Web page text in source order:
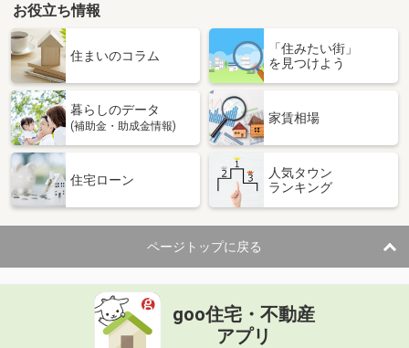
お役立ち情報
住まいのコラム
「住みたい街」
を見つけよう
暮らしのデータ
(補助金・助成金情報)
家賃相場
住宅ローン
人気タウン
ランキング
ページトップに戻る
goo住宅・不動産
アプリ